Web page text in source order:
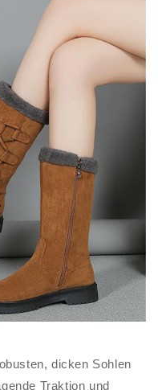
dicken Sohlen
Traktion und